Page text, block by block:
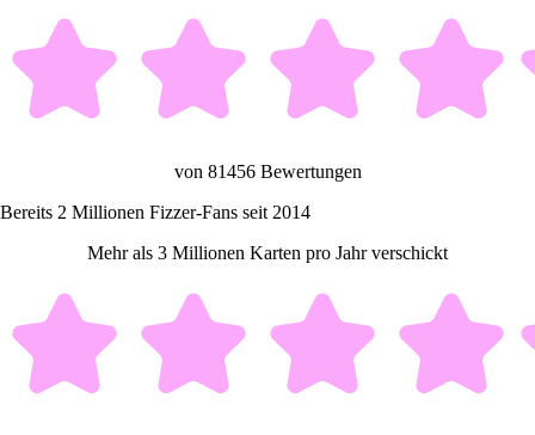
von 81456 Bewertungen
Bereits 2 Millionen Fizzer-Fans seit 2014
Mehr als 3 Millionen Karten pro Jahr verschickt